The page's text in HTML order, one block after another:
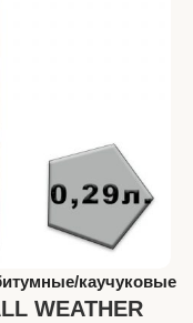
каучуковые
WEATHER